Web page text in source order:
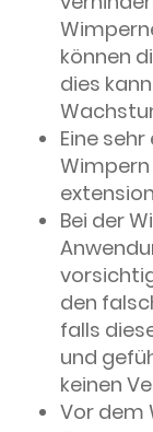
können
dies
Eine
Bei der
den
falls
und
keinen
Vor dem